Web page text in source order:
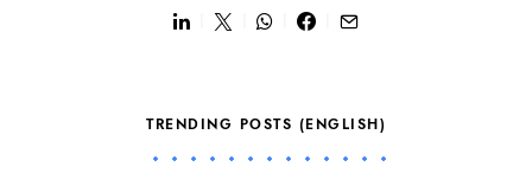
TRENDING POSTS (ENGLISH)